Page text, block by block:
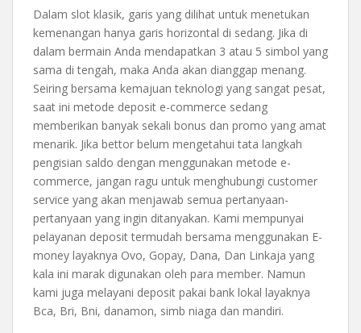
Dalam slot klasik, garis yang dilihat untuk menetukan
kemenangan hanya garis horizontal di sedang. Jika di
dalam bermain Anda mendapatkan 3 atau 5 simbol yang
sama di tengah, maka Anda akan dianggap menang.
Seiring bersama kemajuan teknologi yang sangat pesat,
saat ini metode deposit e-commerce sedang
memberikan banyak sekali bonus dan promo yang amat
menarik. Jika bettor belum mengetahui tata langkah
pengisian saldo dengan menggunakan metode e-
commerce, jangan ragu untuk menghubungi customer
service yang akan menjawab semua pertanyaan-
pertanyaan yang ingin ditanyakan. Kami mempunyai
pelayanan deposit termudah bersama menggunakan E-
money layaknya Ovo, Gopay, Dana, Dan Linkaja yang
kala ini marak digunakan oleh para member. Namun
kami juga melayani deposit pakai bank lokal layaknya
Bca, Bri, Bni, danamon, simb niaga dan mandiri.